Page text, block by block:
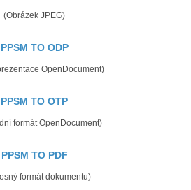
(Obrázek JPEG)
PPSM TO ODP
OpenDocument)
PPSM TO OTP
formát OpenDocument)
PPSM TO PDF
formát dokumentu)